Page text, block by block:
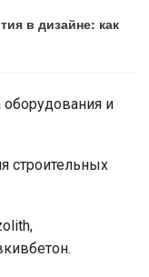
в дизайне: как
и
строительных